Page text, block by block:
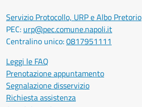
Servizio Protocollo, URP e Albo Pretorio
PEC: urp@pec.comune.napoli.it
Centralino unico:0817951111
Leggi le FAQ
Prenotazione appuntamento
Segnalazione disservizio
Richiesta assistenza